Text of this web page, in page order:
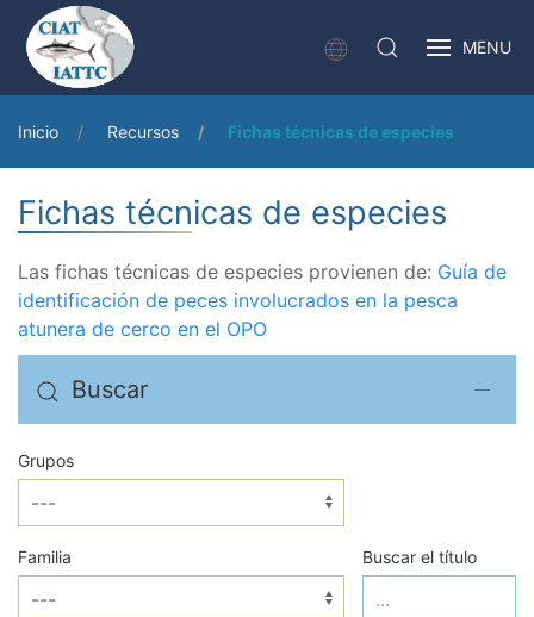
MENU
Inicio Recursos Fichas técnicas de especies
Fichas técnicas de especies
Las fichas técnicas de especies provienen de: Guía de
identificación de peces involucrados en la pesca
atunera de cerco en el OPO
Buscar
Grupos
Familia Buscar el título